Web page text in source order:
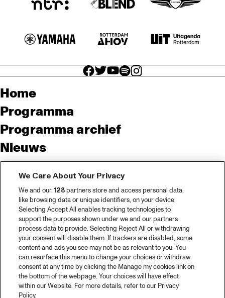
facebook icon
facebook icon
facebook icon
facebook icon
facebook icon
Home
Programma
Programma archief
Nieuws
Tickets
Videoterugblik 2025
2025 in webstories
Spotify
Partners
Projects
Over North Sea Jazz
Concertagenda
We Care About Your Privacy
We and our 128partners store and access personal data,
like browsing data or unique identifiers, on your device.
Selecting Accept All enables tracking technologies to
support the purposes shown under we and our partners
process data to provide. Selecting Reject All or withdrawing
your consent will disable them. If trackers are disabled, some
content and ads you see may not be as relevant to you. You
can resurface this menu to change your choices or withdraw
consent at any time by clicking the Manage my cookies link on
the bottom of the webpage. Your choices will have effect
within our Website. For more details, refer to our Privacy
Policy.